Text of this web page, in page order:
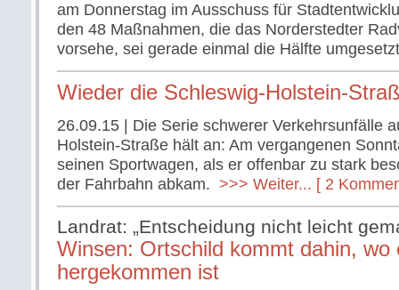
am Donnerstag im Ausschuss für
den 48 Maßnahmen, die das Norderstedter
vorsehe, sei gerade einmal die Hälfte
Wieder die Schleswig-Holstein-
26.09.15 | Die Serie schwerer Verkehrsunfälle
Holstein-Straße hält an: Am vergangenen
seinen Sportwagen, als er offenbar zu stark
der Fahrbahn abkam. >>> Weiter... [ 2
Landrat: „Entscheidung nicht leicht
Winsen: Ortschild kommt dahin, wo
hergekommen ist